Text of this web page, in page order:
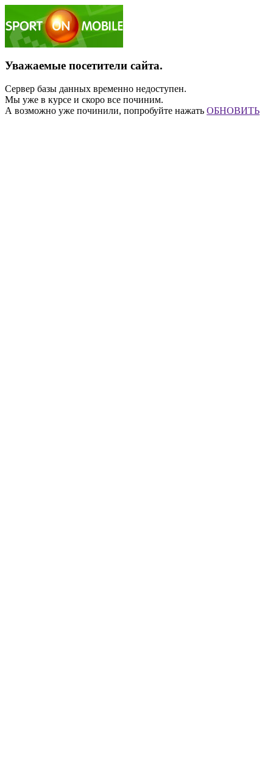
Уважаемые посетители сайта.
Сервер базы данных временно недоступен.
Мы уже в курсе и скоро все починим.
А возможно уже починили, попробуйте нажать ОБНОВИТЬ